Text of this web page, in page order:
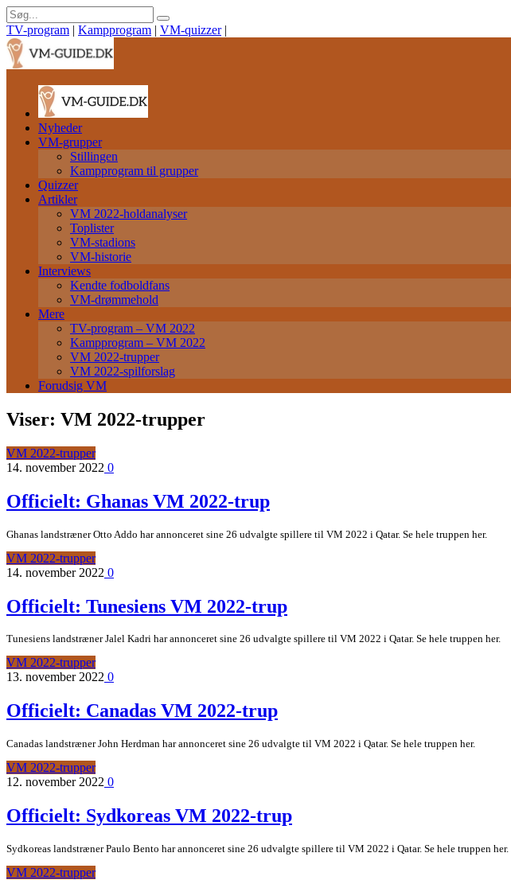
TV-program | Kampprogram | VM-quizzer |
Nyheder
VM-grupper
Stillingen
Kampprogram til grupper
Quizzer
Artikler
VM 2022-holdanalyser
Toplister
VM-stadions
VM-historie
Interviews
Kendte fodboldfans
VM-drømmehold
Mere
TV-program – VM 2022
Kampprogram – VM 2022
VM 2022-trupper
VM 2022-spilforslag
Forudsig VM
Viser: VM 2022-trupper
VM 2022-trupper
14. november 2022 0
Officielt: Ghanas VM 2022-trup
Ghanas landstræner Otto Addo har annonceret sine 26 udvalgte spillere til VM 2022 i Qatar. Se hele truppen her.
VM 2022-trupper
14. november 2022 0
Officielt: Tunesiens VM 2022-trup
Tunesiens landstræner Jalel Kadri har annonceret sine 26 udvalgte spillere til VM 2022 i Qatar. Se hele truppen her.
VM 2022-trupper
13. november 2022 0
Officielt: Canadas VM 2022-trup
Canadas landstræner John Herdman har annonceret sine 26 udvalgte til VM 2022 i Qatar. Se hele truppen her.
VM 2022-trupper
12. november 2022 0
Officielt: Sydkoreas VM 2022-trup
Sydkoreas landstræner Paulo Bento har annonceret sine 26 udvalgte spillere til VM 2022 i Qatar. Se hele truppen her.
VM 2022-trupper